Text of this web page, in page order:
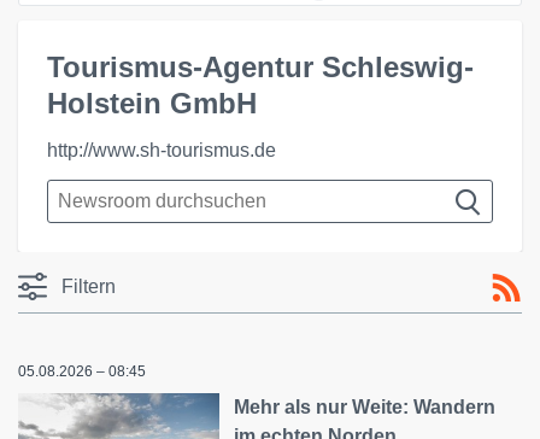
Tourismus-Agentur Schleswig-
Holstein GmbH
http://www.sh-tourismus.de
Filtern
05.08.2026 – 08:45
Mehr als nur Weite: Wandern